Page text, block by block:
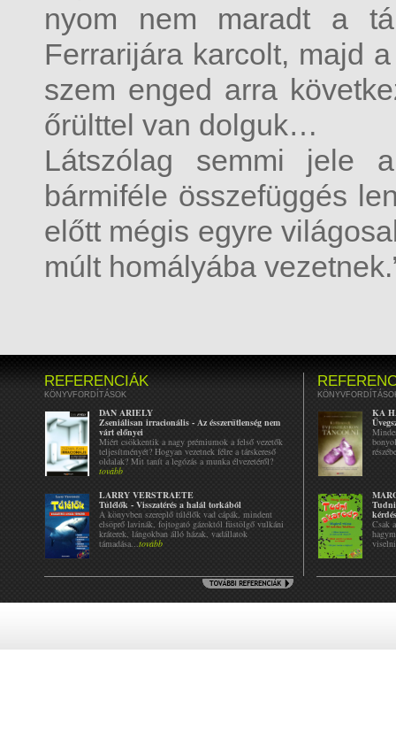
nyom nem maradt a
Ferrarijára karcolt, majd
szem enged arra
őrülttel van dolguk…
Látszólag semmi jele
bármiféle összefüggés
előtt mégis egyre
múlt homályába
REFERENCIÁK
KÖNYVFORDÍTÁSOK
DAN ARIELY
Zseniálisan irracionális - Az ésszerűtlenség nem
várt előnyei
Miért csökkentik a nagy prémiumok a felső vezetők
teljesítményét? Hogyan vezetnek félre a társkereső
oldalak? Mit tanít a legózás a munka élvezetéről?
tovább
LARRY VERSTRAETE
Túlélők - Visszatérés a halál torkából
A könyvben szereplő túlélők vad cápák, mindent
elsöprő lavinák, fojtogató gázoktól füstölgő vulkáni
kráterek, lángokban álló házak, vadállatok
támadása...tovább
KA
Tudni
Csak